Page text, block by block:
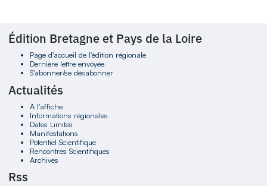
Édition Bretagne et Pays de la Loire
Page d'accueil de l'édition régionale
Dernière lettre envoyée
S'abonner/se désabonner
Actualités
À l'affiche
Informations régionales
Dates Limites
Manifestations
Potentiel Scientifique
Rencontres Scientifiques
Archives
Rss